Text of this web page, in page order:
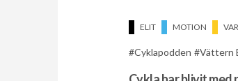
ELIT MOTION
Cyklapodden Vättern